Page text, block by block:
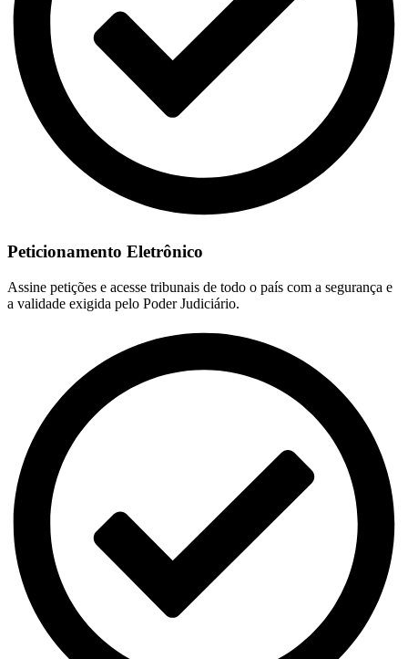
Peticionamento Eletrônico
Assine petições e acesse tribunais de todo o país com a segurança e
a validade exigida pelo Poder Judiciário.